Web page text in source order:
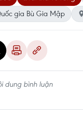
gia Bù Gia Mập